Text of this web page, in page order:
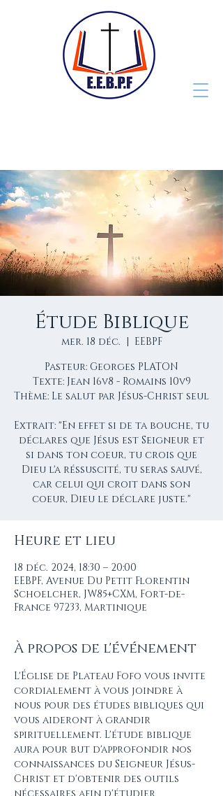
Étude Biblique
mer. 18 déc.
  |
EEBPF
Pasteur: Georges PLATON
Texte: Jean 16v8 - Romains 10v9
Thème: Le salut par Jésus-Christ seul
Extrait: "En effet si de ta bouche, tu
déclares que Jésus est Seigneur et
si dans ton coeur, tu crois que
Dieu l'a réssuscité, tu seras sauvé,
car celui qui croit dans son
coeur, Dieu le déclare juste."
Heure et lieu
18 déc. 2024, 18:30 – 20:00
EEBPF, Avenue Du Petit Florentin
Schoelcher, JW85+CXM, Fort-de-
France 97233, Martinique
À propos de l'événement
L'Église de Plateau Fofo vous invite
cordialement à vous joindre à
nous pour des études bibliques qui
vous aideront à grandir
spirituellement. L'étude biblique
aura pour but d'approfondir nos
connaissances du Seigneur Jésus-
Christ et d'obtenir des outils